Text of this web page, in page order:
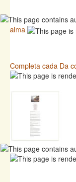
alma
Completa cada Da